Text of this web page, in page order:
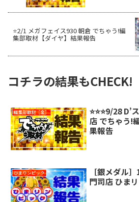
⭐️2/1 メガフェイス930 朝倉 でちゃう!編
集部取材【ダイヤ】結果報告
コチラの結果もCHECK!
編集部取材［金］
⭐️⭐️⭐️9/28
店 でちゃう!
果報告
ひまりンピック
［銀メダル
門司店 ひま